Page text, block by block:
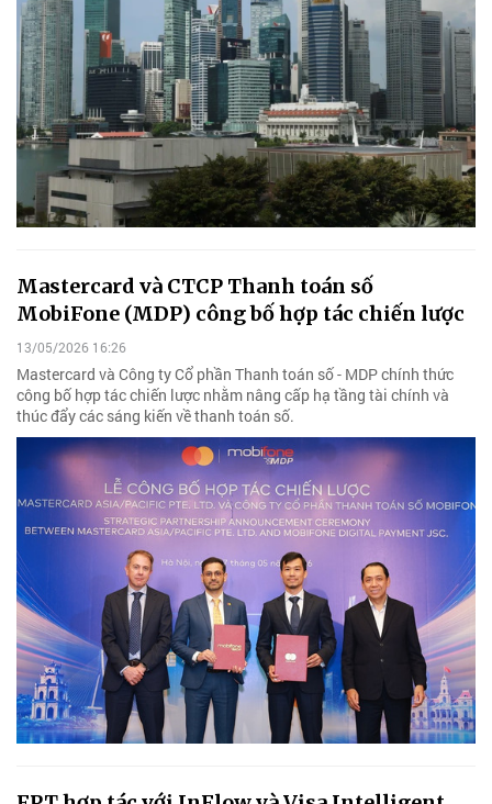
Mastercard và CTCP Thanh toán số
MobiFone (MDP) công bố hợp tác chiến lược
13/05/2026 16:26
Mastercard và Công ty Cổ phần Thanh toán số - MDP chính thức
công bố hợp tác chiến lược nhằm nâng cấp hạ tầng tài chính và
thúc đẩy các sáng kiến về thanh toán số.